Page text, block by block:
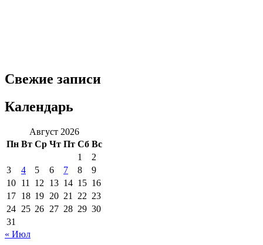
Свежие записи
Календарь
Август 2026
Пн Вт Ср Чт Пт Сб Вс
1
2
3
4 5 6 7 8
9
10 11 12 13 14 15 16
17 18 19 20 21 22 23
24 25 26 27 28 29 30
31
« Июл